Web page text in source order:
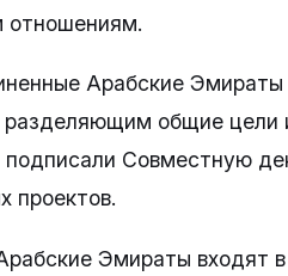
отношениям.
Арабские
разделяющим общие цели
подписали Совместную
проектов.
Эмираты входят